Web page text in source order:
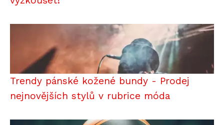
Trendy pánské kožené bundy - Prodej
nejnovějších stylů v rubrice móda